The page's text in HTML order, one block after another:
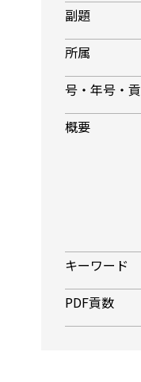
副題
所属
号・年号・貢
概要
キーワード
PDF貢数